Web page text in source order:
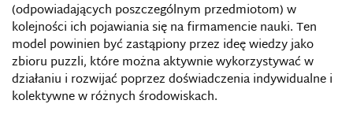
(odpowiadających poszczególnym przedmiotom) w
kolejności ich pojawiania się na firmamencie nauki. Ten
model powinien być zastąpiony przez ideę wiedzy jako
zbioru puzzli, które można aktywnie wykorzystywać w
działaniu i rozwijać poprzez doświadczenia indywidualne i
kolektywne w różnych środowiskach.